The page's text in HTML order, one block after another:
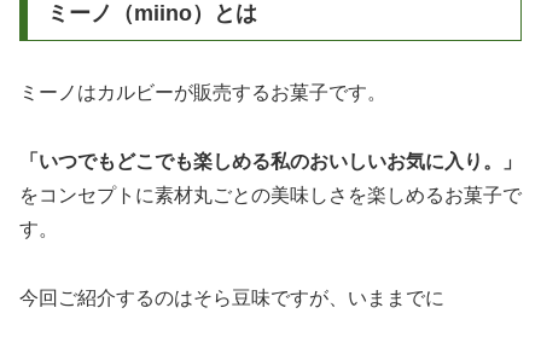
ミーノ（miino）とは
ミーノはカルビーが販売するお菓子です。
「いつでもどこでも楽しめる私のおいしいお気に入り。」
をコンセプトに素材丸ごとの美味しさを楽しめるお菓子で
す。
今回ご紹介するのはそら豆味ですが、いままでに